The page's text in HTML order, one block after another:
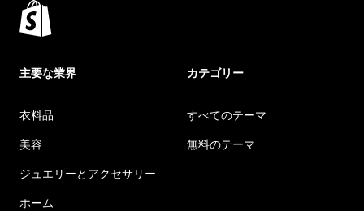
主要な業界
衣料品
美容
ジュエリーとアクセサリー
ホーム
カテゴリー
すべてのテーマ
無料のテーマ